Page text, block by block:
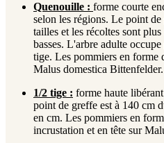
Quenouille : forme courte
selon les régions. Le point
tailles et les récoltes sont
basses. L'arbre adulte
tige. Les pommiers en forme
Malus domestica Bittenfelder.
1/2 tige : forme haute
point de greffe est à 140 cm
en cm. Les pommiers en
incrustation et en tête sur